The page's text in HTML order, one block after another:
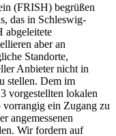
(FRISH) begrüßen
das in Schleswig-
abgeleitete
aber an
Standorte,
Anbieter nicht in
stellen. Dem im
vorgestellten lokalen
ein Zugang zu
angemessenen
Wir fordern auf